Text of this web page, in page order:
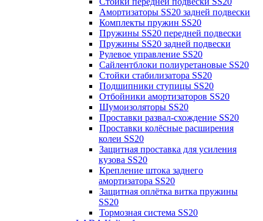
Амортизаторы SS20 задней подвески
Комплекты пружин SS20
Пружины SS20 передней подвески
Пружины SS20 задней подвески
Рулевое управление SS20
Сайлентблоки полиуретановые SS20
Стойки стабилизатора SS20
Подшипники ступицы SS20
Отбойники амортизаторов SS20
Шумоизоляторы SS20
Проставки развал-схождение SS20
Проставки колёсные расширения
колеи SS20
Защитная проставка для усиления
кузова SS20
Крепление штока заднего
амортизатора SS20
Защитная оплётка витка пружины
SS20
Тормозная система SS20